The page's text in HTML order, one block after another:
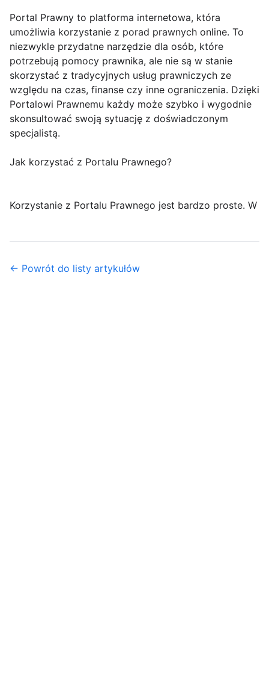
Portal Prawny to platforma internetowa, która
umożliwia korzystanie z porad prawnych online. To
niezwykle przydatne narzędzie dla osób, które
potrzebują pomocy prawnika, ale nie są w stanie
skorzystać z tradycyjnych usług prawniczych ze
względu na czas, finanse czy inne ograniczenia. Dzięki
Portalowi Prawnemu każdy może szybko i wygodnie
skonsultować swoją sytuację z doświadczonym
specjalistą.
Jak korzystać z Portalu Prawnego?
Korzystanie z Portalu Prawnego jest bardzo proste. W
← Powrót do listy artykułów